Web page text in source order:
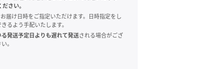
さい。
届け日時をご指定いただけます。日時指定をし
るよう手配いたします。
発送予定日よりも遅れて発送される場合がござ
。